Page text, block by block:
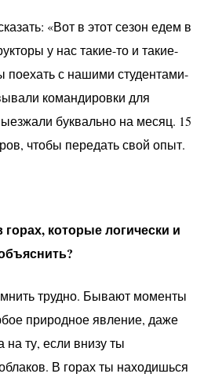
«Вот в этот сезон едем в
у нас такие-то и такие-
поехать с нашими студентами-
командировки для
буквально на месяц. 15
чтобы передать свой опыт.
которые логически и
трудно. Бывают моменты
природное явление, даже
на ту, если внизу ты
В горах ты находишься